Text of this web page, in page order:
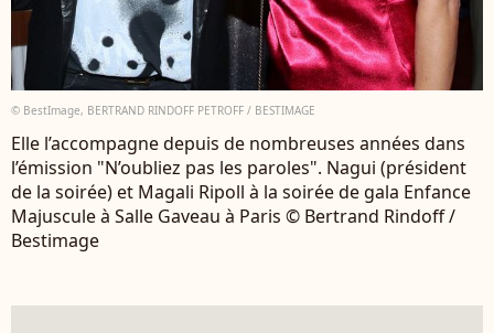
© BestImage, BERTRAND RINDOFF PETROFF / BESTIMAGE
Elle l’accompagne depuis de nombreuses années dans
l’émission "N’oubliez pas les paroles". Nagui (président
de la soirée) et Magali Ripoll à la soirée de gala Enfance
Majuscule à Salle Gaveau à Paris © Bertrand Rindoff /
Bestimage